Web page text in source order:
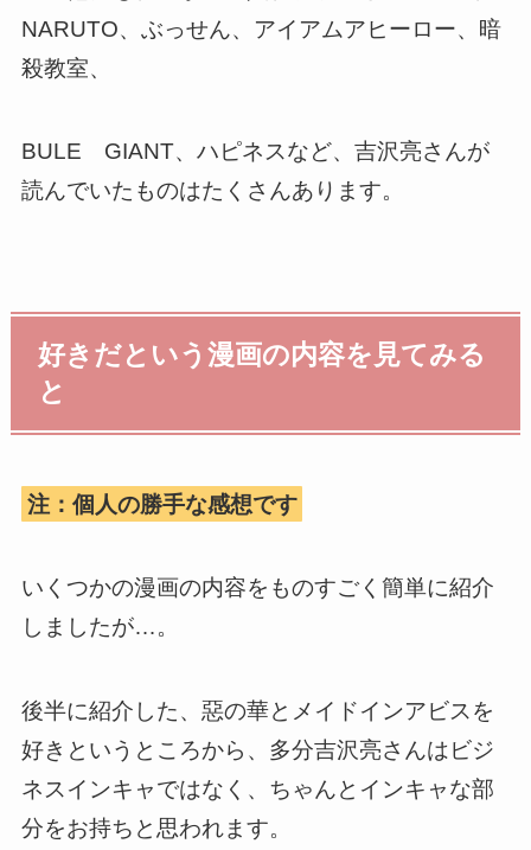
NARUTO、ぶっせん、アイアムアヒーロー、暗
殺教室、
BULE GIANT、ハピネスなど、吉沢亮さんが
読んでいたものはたくさんあります。
好きだという漫画の内容を見てみる
と
注：個人の勝手な感想です
いくつかの漫画の内容をものすごく簡単に紹介
しましたが…。
後半に紹介した、惡の華とメイドインアビスを
好きというところから、多分吉沢亮さんはビジ
ネスインキャではなく、ちゃんとインキャな部
分をお持ちと思われます。